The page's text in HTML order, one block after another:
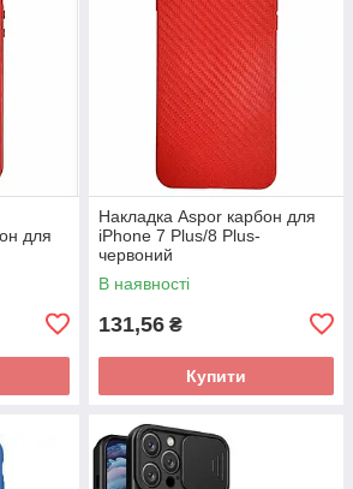
для
Накладка Aspor карбон для
iPhone 7 Plus/8 Plus-
червоний
В наявності
131,56 ₴
Купити